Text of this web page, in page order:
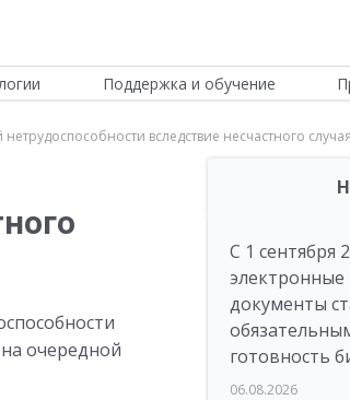
Поддержка и обучение
вследствие несчастного случая
очередной
С 1 сентября
документы
готовность
06.08.2026